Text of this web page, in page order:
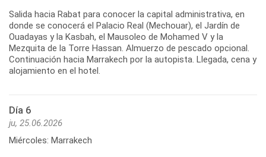
Salida hacia Rabat para conocer la capital administrativa, en
donde se conocerá el Palacio Real (Mechouar), el Jardín de
Ouadayas y la Kasbah, el Mausoleo de Mohamed V y la
Mezquita de la Torre Hassan. Almuerzo de pescado opcional.
Continuación hacia Marrakech por la autopista. Llegada, cena y
alojamiento en el hotel.
Día 6
ju, 25.06.2026
Miércoles: Marrakech